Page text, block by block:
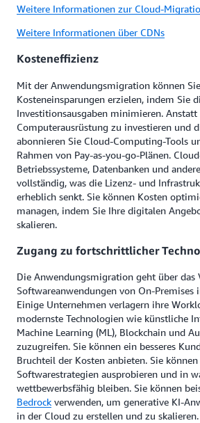
Weitere Informationen zur Cloud-
Weitere Informationen über CDNs
Kosteneffizienz
Mit der Anwendungsmigration können
Kosteneinsparungen erzielen, indem Sie
Investitionsausgaben minimieren.
Computerausrüstung zu investieren und
abonnieren Sie Cloud-Computing-Tools
Rahmen von Pay-as-you-go-Plänen.
Betriebssysteme, Datenbanken und
vollständig, was die Lizenz- und
erheblich senkt. Sie können Kosten
managen, indem Sie Ihre digitalen
skalieren.
Zugang zu fortschrittlicher
Die Anwendungsmigration geht über das
Softwareanwendungen von On-Premises
Einige Unternehmen verlagern ihre
modernste Technologien wie künstliche
Machine Learning (ML), Blockchain und
zuzugreifen. Sie können ein besseres
Bruchteil der Kosten anbieten. Sie können
Softwarestrategien ausprobieren und in
wettbewerbsfähig bleiben. Sie können
Bedrock verwenden, um generative KI-
in der Cloud zu erstellen und zu skalieren.